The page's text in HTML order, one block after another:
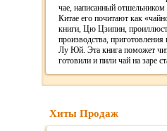
чае, написанный
Китае его почитают как
книги, Цю Цзипин,
производства,
Лу Юй. Эта книга поможет
готовили и пили чай на заре
Хиты Продаж